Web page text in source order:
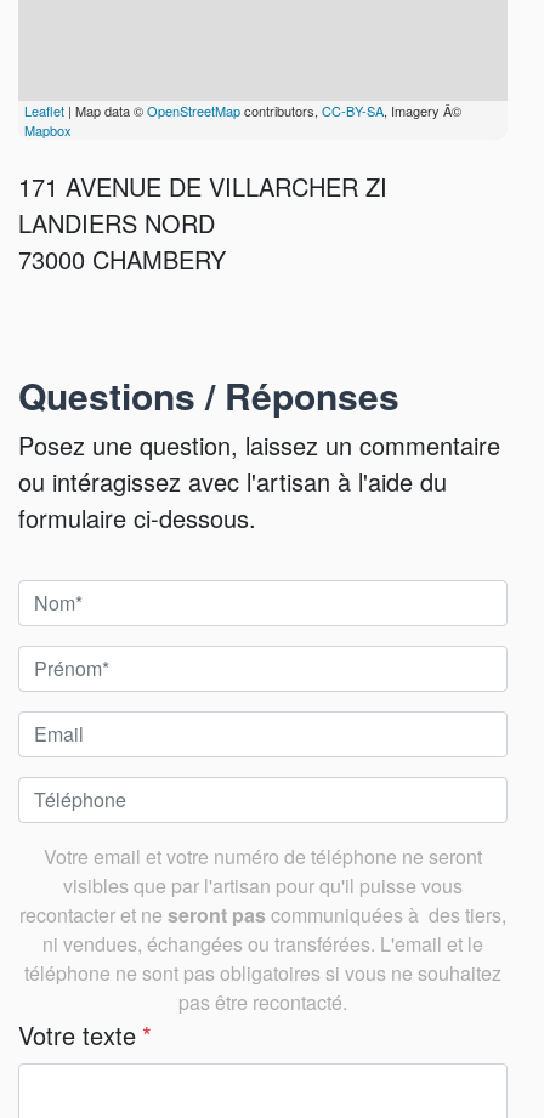
Leaflet | Map data ©OpenStreetMapcontributors, CC-BY-SA, Imagery Â©
Mapbox
171 AVENUE DE VILLARCHER ZI
LANDIERS NORD
73000 CHAMBERY
Questions / Réponses
Posez une question, laissez un commentaire
ou intéragissez avec l'artisan à l'aide du
formulaire ci-dessous.
Votre email et votre numéro de téléphone ne seront
visibles que par l'artisan pour qu'il puisse vous
recontacter et ne seront pas communiquées à des tiers,
ni vendues, échangées ou transférées. L'email et le
téléphone ne sont pas obligatoires si vous ne souhaitez
pas être recontacté.
Votre texte *